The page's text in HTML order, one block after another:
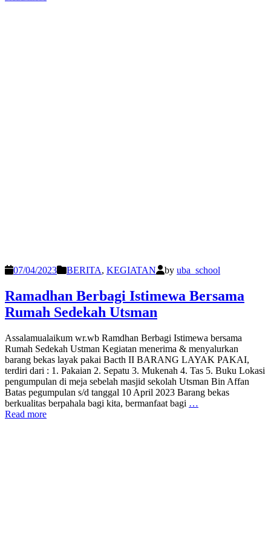
07/04/2023 BERITA, KEGIATAN by uba_school
Ramadhan Berbagi Istimewa Bersama
Rumah Sedekah Utsman
Assalamualaikum wr.wb Ramdhan Berbagi Istimewa bersama
Rumah Sedekah Ustman Kegiatan menerima & menyalurkan
barang bekas layak pakai Bacth II BARANG LAYAK PAKAI,
terdiri dari : 1. Pakaian 2. Sepatu 3. Mukenah 4. Tas 5. Buku Lokasi
pengumpulan di meja sebelah masjid sekolah Utsman Bin Affan
Batas pegumpulan s/d tanggal 10 April 2023 Barang bekas
berkualitas berpahala bagi kita, bermanfaat bagi …
Read more